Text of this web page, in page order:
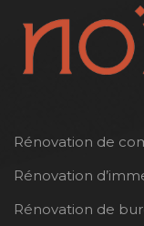
Rénovation de
Rénovation
Rénovation de